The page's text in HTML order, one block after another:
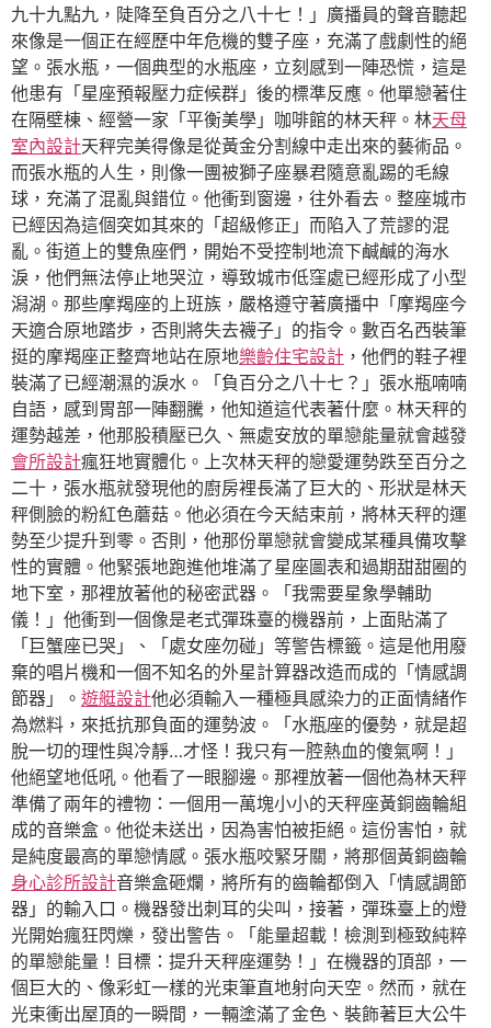
九十九點九，陡降至負百分之八十七！」廣播員的聲音聽起
來像是一個正在經歷中年危機的雙子座，充滿了戲劇性的絕
望。張水瓶，一個典型的水瓶座，立刻感到一陣恐慌，這是
他患有「星座預報壓力症候群」後的標準反應。他單戀著住
在隔壁棟、經營一家「平衡美學」咖啡館的林天秤。林天母
室內設計天秤完美得像是從黃金分割線中走出來的藝術品。
而張水瓶的人生，則像一團被獅子座暴君隨意亂踢的毛線
球，充滿了混亂與錯位。他衝到窗邊，往外看去。整座城市
已經因為這個突如其來的「超級修正」而陷入了荒謬的混
亂。街道上的雙魚座們，開始不受控制地流下鹹鹹的海水
淚，他們無法停止地哭泣，導致城市低窪處已經形成了小型
潟湖。那些摩羯座的上班族，嚴格遵守著廣播中「摩羯座今
天適合原地踏步，否則將失去襪子」的指令。數百名西裝筆
挺的摩羯座正整齊地站在原地樂齡住宅設計 ，他們的鞋子裡
裝滿了已經潮濕的淚水。「負百分之八十七？」張水瓶喃喃
自語，感到胃部一陣翻騰，他知道這代表著什麼。林天秤的
運勢越差，他那股積壓已久、無處安放的單戀能量就會越發
會所設計瘋狂地實體化。上次林天秤的戀愛運勢跌至百分之
二十，張水瓶就發現他的廚房裡長滿了巨大的、形狀是林天
秤側臉的粉紅色蘑菇。他必須在今天結束前，將林天秤的運
勢至少提升到零。否則，他那份單戀就會變成某種具備攻擊
性的實體。他緊張地跑進他堆滿了星座圖表和過期甜甜圈的
地下室，那裡放著他的秘密武器。「我需要星象學輔助
儀！」他衝到一個像是老式彈珠臺的機器前，上面貼滿了
「巨蟹座已哭」、「處女座勿碰」等警告標籤。這是他用廢
棄的唱片機和一個不知名的外星計算器改造而成的「情感調
節器」。 遊艇設計他必須輸入一種極具感染力的正面情緒作
為燃料，來抵抗那負面的運勢波。「水瓶座的優勢，就是超
脫一切的理性與冷靜…才怪！我只有一腔熱血的傻氣啊！」
他絕望地低吼。他看了一眼腳邊。那裡放著一個他為林天秤
準備了兩年的禮物：一個用一萬塊小小的天秤座黃銅齒輪組
成的音樂盒。他從未送出，因為害怕被拒絕。這份害怕，就
是純度最高的單戀情感。張水瓶咬緊牙關，將那個黃銅齒輪
身心診所設計音樂盒砸爛，將所有的齒輪都倒入「情感調節
器」的輸入口。機器發出刺耳的尖叫，接著，彈珠臺上的燈
光開始瘋狂閃爍，發出警告。「能量超載！檢測到極致純粹
的單戀能量！目標：提升天秤座運勢！」在機器的頂部，一
個巨大的、像彩虹一樣的光束筆直地射向天空。然而，就在
光束衝出屋頂的一瞬間，一輛塗滿了金色、裝飾著巨大公牛